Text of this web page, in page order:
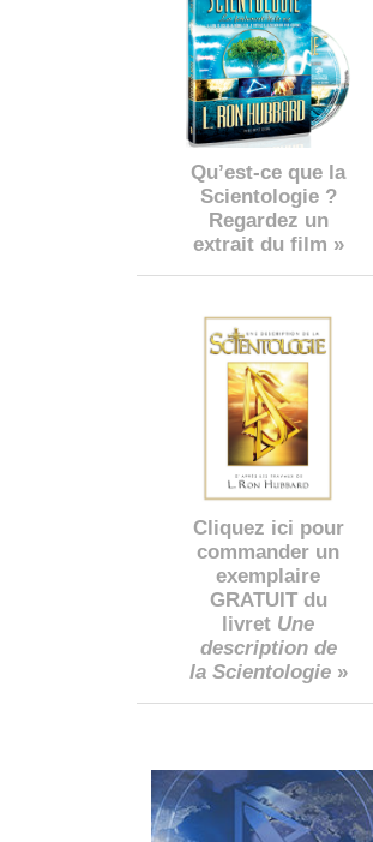
Qu’est-ce que la
Scientologie ?
Regardez un
extrait du film »
Cliquez ici pour
commander un
exemplaire
GRATUIT du
livret Une
description de
la Scientologie»